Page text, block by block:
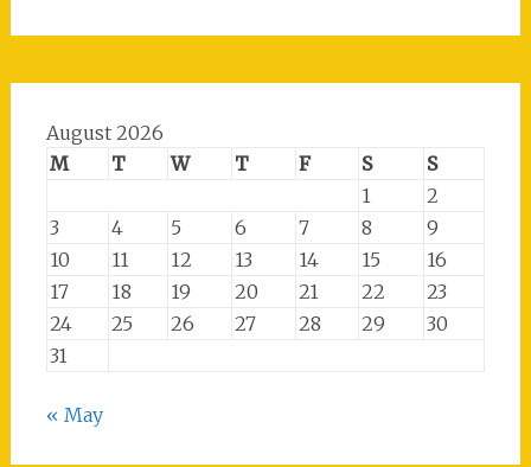
August 2026
M
T W T F S
S
1
2
3
4 5 6 7 8
9
10
11 12 13 14 15
16
17
18 19 20 21 22
23
24
25 26 27 28 29
30
31
« May